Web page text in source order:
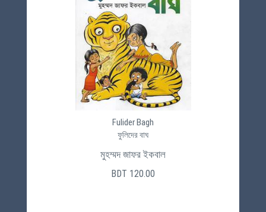
Fulider Bagh
ফুলিদের বাঘ
মুহম্মদ জাফর ইকবাল
BDT 120.00